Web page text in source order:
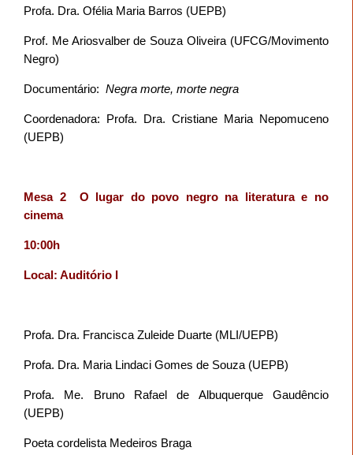
Profa. Dra. Ofélia Maria Barros (UEPB)
Prof. Me Ariosvalber de Souza Oliveira (UFCG/Movimento
Negro)
Documentário: Negra morte, morte negra
Coordenadora: Profa. Dra. Cristiane Maria Nepomuceno
(UEPB)
Mesa 2
O lugar do povo negro na literatura e no
cinema
10:00h
Local: Auditório I
Profa. Dra. Francisca Zuleide Duarte (MLI/UEPB)
Profa. Dra. Maria Lindaci Gomes de Souza (UEPB)
Profa. Me. Bruno Rafael de Albuquerque Gaudêncio
(UEPB)
Poeta cordelista Medeiros Braga